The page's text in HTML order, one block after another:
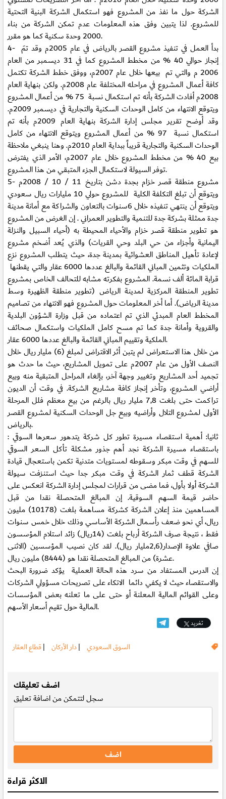
الشركة حول ما نفذ من المشروع فهو استكمال الشركة البنية التحتية
للمشروع. لذا يتبين وفق هذه المعلومات عدم تمكن الشركة من بناء
2000 وحدة سكنية كما هو مقرر.
4- بدأ العمل في تنفيذ مشروع القصر بالرياض في عام 2005م وقد تمَ
إنجاز حوالي 40 % من مخطط المشروع كما في 31 ديسمبر من العام
2006 م والتي تم بيعها خلال عام 2007م، ووفق خطط الشركة تكتمل
كافة أعمال المشروع في مراحله المختلفة عام 2008م. ولكن بنهاية العام
2008م أفادت الشركة بأنه تم استكمال نسبة 75 % من أعمال المشروع
ويتوقع الانتهاء من كامل الوحدات السكنية والتجارية في ديسمبر 2009م.
وقد أوضح تقرير مجلس إدارة الشركة بنهاية العام 2009م بأنه تم
استكمال نسبة 97 % من أعمال المشروع ويتوقع الانتهاء من كامل
الوحدات السكنية والتجارية قريباً ببداية العام 2010م. وهنا ينبغي ملاحظة
بيع 40 % من مخطط المشروع خلال عام 2007م، الأمر الذي يفترض
توفر السيولة لاستكمال الجزء المتبقي من هذا المشروع.
5- مشروع منطقة قصر خزام بجدة دشن بتاريخ 11 / 10 / 2008م
ويتوقع أن تبلغ التكلفة الكلية للمشروع حولي 10 مليارات ريال سعودي
ويتوقع أن ينتهي تنفيذه خلال 6سنوات بالتعاون والشراكة مع أمانة مدينة
جدة ممثلة بشركة جدة للتنمية والتطوير العمراني . إن الغرض من المشروع
هو تطوير منطقة قصر خزام والأحياء المحيطة به (أحياء السبيل والنزلة
اليمانية وأجزاء من حي البلد وحي القريات) والذي يُعد أضخم مشروع
لإعادة تأهيل المناطق العشوائية بمدينة جدة، حيث يتطلب المشروع نزع
الملكيات وتثمين المباني القائمة والبالغ عددها 6000 عقار والتي يقطنها
قرابة المائة ألف نسمة. المشروع بفكرته مشابه للتحالف الخاص بمشروع
تطوير المنطقة المركزية لمدينة الرياض (تطوير منطقة الظهيرة وسط
مدينة الرياض). أما أخر المعلومات حول المشروع فهو الانتهاء من تصاميم
المخطط العام المبدئي الذي تم اعتماده من قبل وزارة الشؤون البلدية
والقروية وأمانة جدة كما تم مسح كامل الملكيات واستكمال صحائف
الملكية وتقييم المباني القائمة والبالغ عددها 6000 عقار.
من خلال هذا الاستعراض لم يتبن أثر الاقتراض لمبلغ (6) مليار ريال خلال
النصف الأول من عام 2007م على تمويل المشاريع، حيث ما حدث هو
تجميد أحد المشاريع وتغيير وجهة آخر، بإلغاء المراحل المتبقية منه وبيع
أراضي المشروع، وتأخر إنجاز كافة مشاريع الشركة. في وقت أن الديون
تراكمت حتى بلغت 7,8 مليار ريال بالرغم من بيع معظم فلل المرحلة
الأولى لمشروع التلال وأراضيه وبيع جل الوحدات السكنية لمشروع القصر
بالرياض.
ثانيا: أهمية استقصاء مسيرة تطور كل شركة يتدهور سعرها السوقي :
باستقصاء مسيرة الشركة نجد أهم جذور مشكلة تأكل السعر السوقي
للسهم في وقت مبكر وسقوطه لمستويات متدنية تكمن باستعجال قيادة
الشركة قطف ثمار الشركة في وقت مبكر جدا حيث استنزفت سيولة
الشركة أولا بأول، فما مضى من قرارات لمجلس إدارة الشركة انعكس على
حاضر قيمة السهم السوقية. إن المبالغ المتحصلة نقدا من قبل
المساهمين منذ إعلان الشركة كشركة مساهمة بلغت (10178) مليون
ريال، أي نحو ضعف رأسمال الشركة الأساسي وذلك خلال خمس سنوات
فقط ، نتيجة صرف الشركة أرباح بلغت (14ريال) زائد استلام المؤسسون
صافي علاوة الإصدار(2,6مليار ريال). لقد كان نصيب المؤسسين (الاثنى
عشرة) من المبالغ المتحصلة نقدا هو (8444) مليون ريال.
إن الدرس المستفاد من سرد هذه الحالة العملية يؤكد ضرورة البحث
والاستقصاء حيث لا يكفي دائما الاتكاء على تصريحات مسؤولي الشركات
وعلى القوائم المالية المعلنة أو حتى على ما تعلنه بعض المؤسسات
المالية حول تقيم أسعار الأسهم.
تغريد
السوق السعودي |دار الأركان |قطاع العقار
اضف تعليقك
سجللتتمكن من اضافة تعليق
الاكثر قراءة